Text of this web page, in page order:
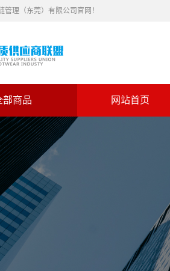
管理（东莞）有限公司官网！
部商品 网站首页